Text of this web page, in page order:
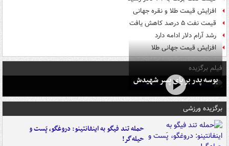
افزایش قیمت طلا و نقره جهانی
قیمت نفت ۵ درصد کاهش یافت
رشد آرام دلار ادامه دارد
افزایش قیمت جهانی طلا
فیلم برگزیده
بوسه‌ پدر بر پای پسر شهیدش
برگزیده ورزشی
حمله تند فیگو به اینفانتینو: دروغگو، پَست‌ و
حیله‌گر!